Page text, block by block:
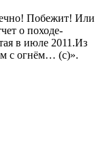
Побежит! Или
о походе-
в июле 2011.Из
с огнём… (с)».